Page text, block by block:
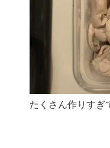
たくさん作りすぎ